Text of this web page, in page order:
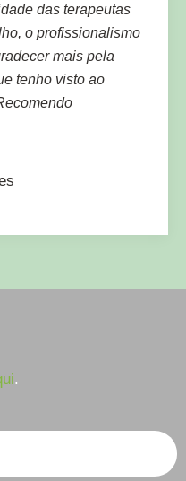
das terapeutas
o profissionalismo
mais pela
tenho visto ao
.